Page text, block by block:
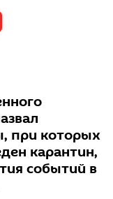
при которых
карантин,
событий в